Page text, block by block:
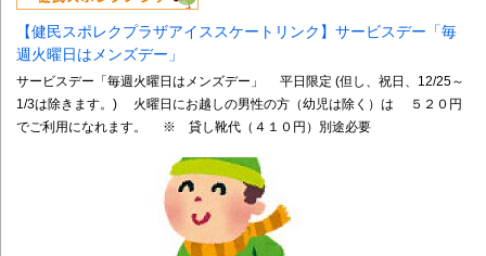
【健民スポレクプラザアイススケートリンク】サービスデー「毎
週火曜日はメンズデー」
サービスデー「毎週火曜日はメンズデー」 平日限定 (但し、祝日、12/25～
1/3は除きます。) 火曜日にお越しの男性の方（幼児は除く）は ５２０円
でご利用になれます。 ※ 貸し靴代（４１０円）別途必要